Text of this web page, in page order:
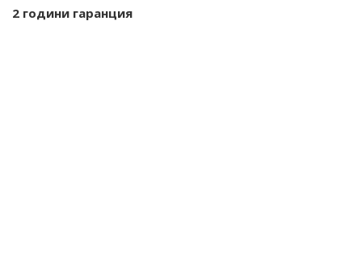
2 години гаранция